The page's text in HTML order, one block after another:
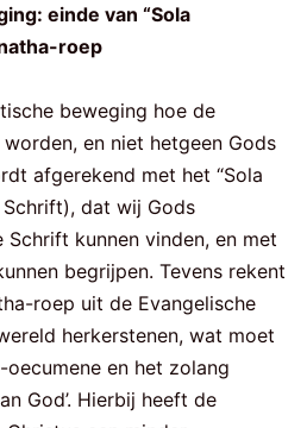
einde van “Sola
roep
beweging hoe de
en niet hetgeen Gods
afgerekend met het “Sola
dat wij Gods
kunnen vinden, en met
begrijpen. Tevens rekent
roep uit de Evangelische
herkerstenen, wat moet
en het zolang
God’. Hierbij heeft de